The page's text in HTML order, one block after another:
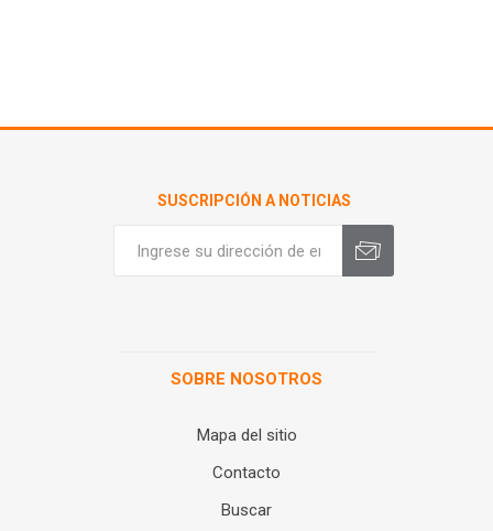
SUSCRIPCIÓN A NOTICIAS
SOBRE NOSOTROS
Mapa del sitio
Contacto
Buscar